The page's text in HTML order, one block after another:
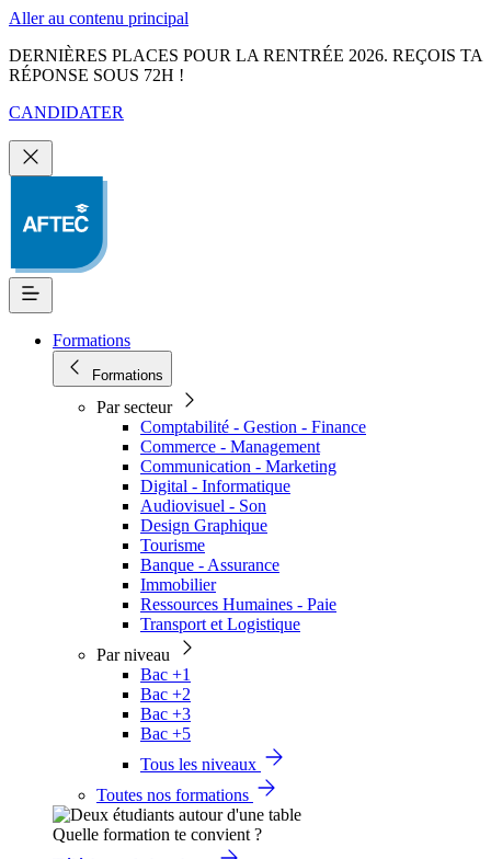
Aller au contenu principal
DERNIÈRES PLACES POUR LA RENTRÉE 2026. REÇOIS TA
RÉPONSE SOUS 72H !
CANDIDATER
Formations
Formations
Par secteur
Comptabilité - Gestion - Finance
Commerce - Management
Communication - Marketing
Digital - Informatique
Audiovisuel - Son
Design Graphique
Tourisme
Banque - Assurance
Immobilier
Ressources Humaines - Paie
Transport et Logistique
Par niveau
Bac +1
Bac +2
Bac +3
Bac +5
Tous les niveaux
Toutes nos formations
Quelle formation te convient ?